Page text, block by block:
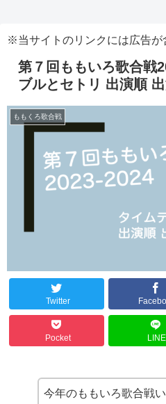
※当サイトのリンクには広告が
第７回ももいろ歌合戦
ブルとセトリ 出演順
ももくろ歌合戦
Twitter
Pocket LINE
今年のももいろ歌合戦